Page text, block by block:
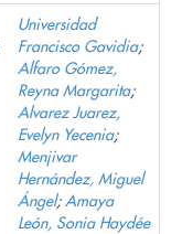
Universidad
Francisco Gavidia;
Alfaro Gómez,
Reyna Margarita;
Alvarez Juarez,
Evelyn Yecenia;
Menjivar
Hernández, Miguel
Ángel; Amaya
León, Sonia Haydée